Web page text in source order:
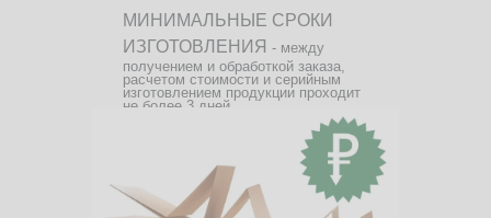
МИНИМАЛЬНЫЕ СРОКИ
ИЗГОТОВЛЕНИЯ - между
получением и обработкой заказа,
расчетом стоимости и серийным
изготовлением продукции проходит
не более 3 дней.